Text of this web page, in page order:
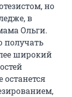
но
в
Ольги.
получать
широкий